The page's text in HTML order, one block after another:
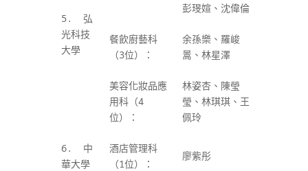
5. 弘
光科技
大學
彭琝媗、沈偉倫
餐飲廚藝科
（3位）：
余孫樂、羅峻
暠、林星澤
美容化妝品應
用科（4
位）：
林姿杏、陳瑩
瑩、林琪琪、王
佩玲
6. 中
華大學
酒店管理科
（1位）：
廖紫彤